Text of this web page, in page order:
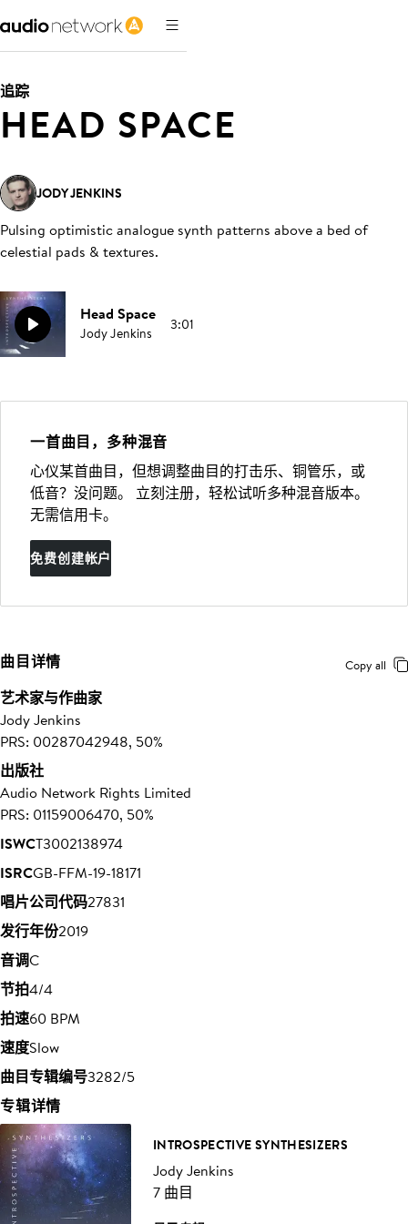
追踪
HEAD SPACE
JODY JENKINS
Pulsing optimistic analogue synth patterns above a bed of
celestial pads & textures.
Head Space
Jody Jenkins 3:01
一首曲目，多种混音
心仪某首曲目，但想调整曲目的打击乐、铜管乐，或
低音？没问题。 立刻注册，轻松试听多种混音版本。
无需信用卡。
免费创建帐户
曲目详情 Copy all
艺术家与作曲家
Jody Jenkins
PRS: 00287042948, 50%
出版社
Audio Network Rights Limited
PRS: 01159006470, 50%
ISWCT3002138974
ISRCGB-FFM-19-18171
唱片公司代码27831
发行年份2019
音调C
节拍4/4
拍速60 BPM
速度Slow
曲目专辑编号3282/5
专辑详情
INTROSPECTIVE SYNTHESIZERS
Jody Jenkins
7 曲目